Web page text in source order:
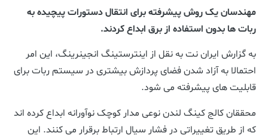
مهندسان یک روش پیشرفته برای انتقال دستورات پیچیده به
ربات ها بدون استفاده از برق ابداع کردند.
به گزارش ایران نت به نقل از اینترستینگ انجینرینگ، این امر
احتمالا به آزاد شدن فضای پردازش بیشتری در سیستم ربات برای
قابلیت های پیشرفته می شود.
محققان کالج کینگ لندن نوعی مدار کوچک نوآورانه ابداع کرده اند
که از طریق تغییراتی در فشار سیال ارتباط برقرار می کنند. این